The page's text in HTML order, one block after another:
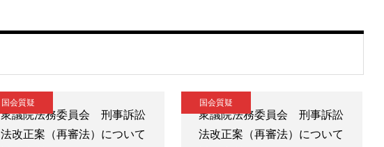
国会質疑
衆議院法務委員会 刑事訴訟
法改正案（再審法）について
国会質疑
衆議院法務委員会 刑事訴訟
法改正案（再審法）について